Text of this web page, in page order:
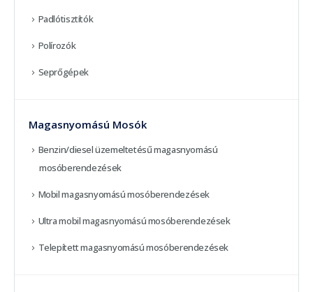
Padlótisztítók
Polírozók
Seprőgépek
Magasnyomású Mosók
Benzin/diesel üzemeltetésű magasnyomású
mosóberendezések
Mobil magasnyomású mosóberendezések
Ultra mobil magasnyomású mosóberendezések
Telepített magasnyomású mosóberendezések